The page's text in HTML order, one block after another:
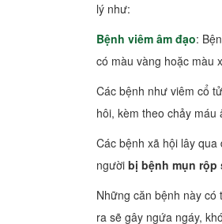
lý như:
Bệnh viêm âm đạo:
có màu vàng hoặc màu
Các bệnh như viêm cổ
hôi, kèm theo chảy
Các bệnh xã hội lây
người bị bệnh mụn rộp
Những căn bệnh này
ra sẽ gây ngứa ngáy,